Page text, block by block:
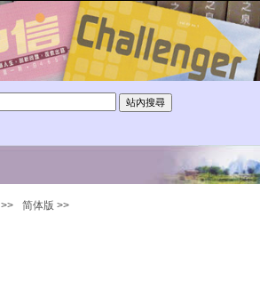
简体版 >>